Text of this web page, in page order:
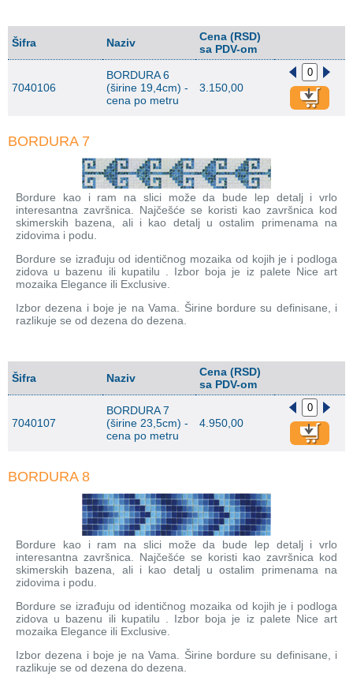
Šifra Naziv
Cena (RSD)
sa PDV-om
7040106
BORDURA 6
(širine 19,4cm) -
cena po metru
3.150,00
BORDURA 7
Bordure kao i ram na slici može da bude lep detalj i vrlo
interesantna završnica. Najčešće se koristi kao završnica kod
skimerskih bazena, ali i kao detalj u ostalim primenama na
zidovima i podu.
Bordure se izrađuju od identičnog mozaika od kojih je i podloga
zidova u bazenu ili kupatilu . Izbor boja je iz palete Nice art
mozaika Elegance ili Exclusive.
Izbor dezena i boje je na Vama. Širine bordure su definisane, i
razlikuje se od dezena do dezena.
Šifra Naziv
Cena (RSD)
sa PDV-om
7040107
BORDURA 7
(širine 23,5cm) -
cena po metru
4.950,00
BORDURA 8
Bordure kao i ram na slici može da bude lep detalj i vrlo
interesantna završnica. Najčešće se koristi kao završnica kod
skimerskih bazena, ali i kao detalj u ostalim primenama na
zidovima i podu.
Bordure se izrađuju od identičnog mozaika od kojih je i podloga
zidova u bazenu ili kupatilu . Izbor boja je iz palete Nice art
mozaika Elegance ili Exclusive.
Izbor dezena i boje je na Vama. Širine bordure su definisane, i
razlikuje se od dezena do dezena.